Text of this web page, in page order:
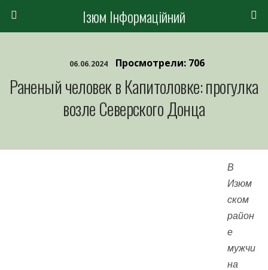
Ізюм Інформаційний
06.06.2024 Просмотрели: 706
Раненый человек в Капитоловке: прогулка
возле Северского Донца
В
Изюм
ском
район
е
мужчи
на